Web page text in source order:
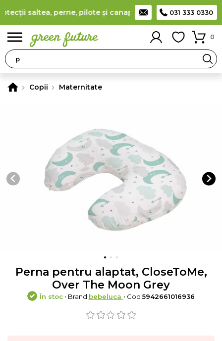
saltea, perne, pilote și canapele (detalii) Producător
031 333 0330
0
Copii Maternitate
Perna pentru alaptat, CloseToMe,
Over The Moon Grey
În stoc• Brand bebeluca • Cod5942661016936